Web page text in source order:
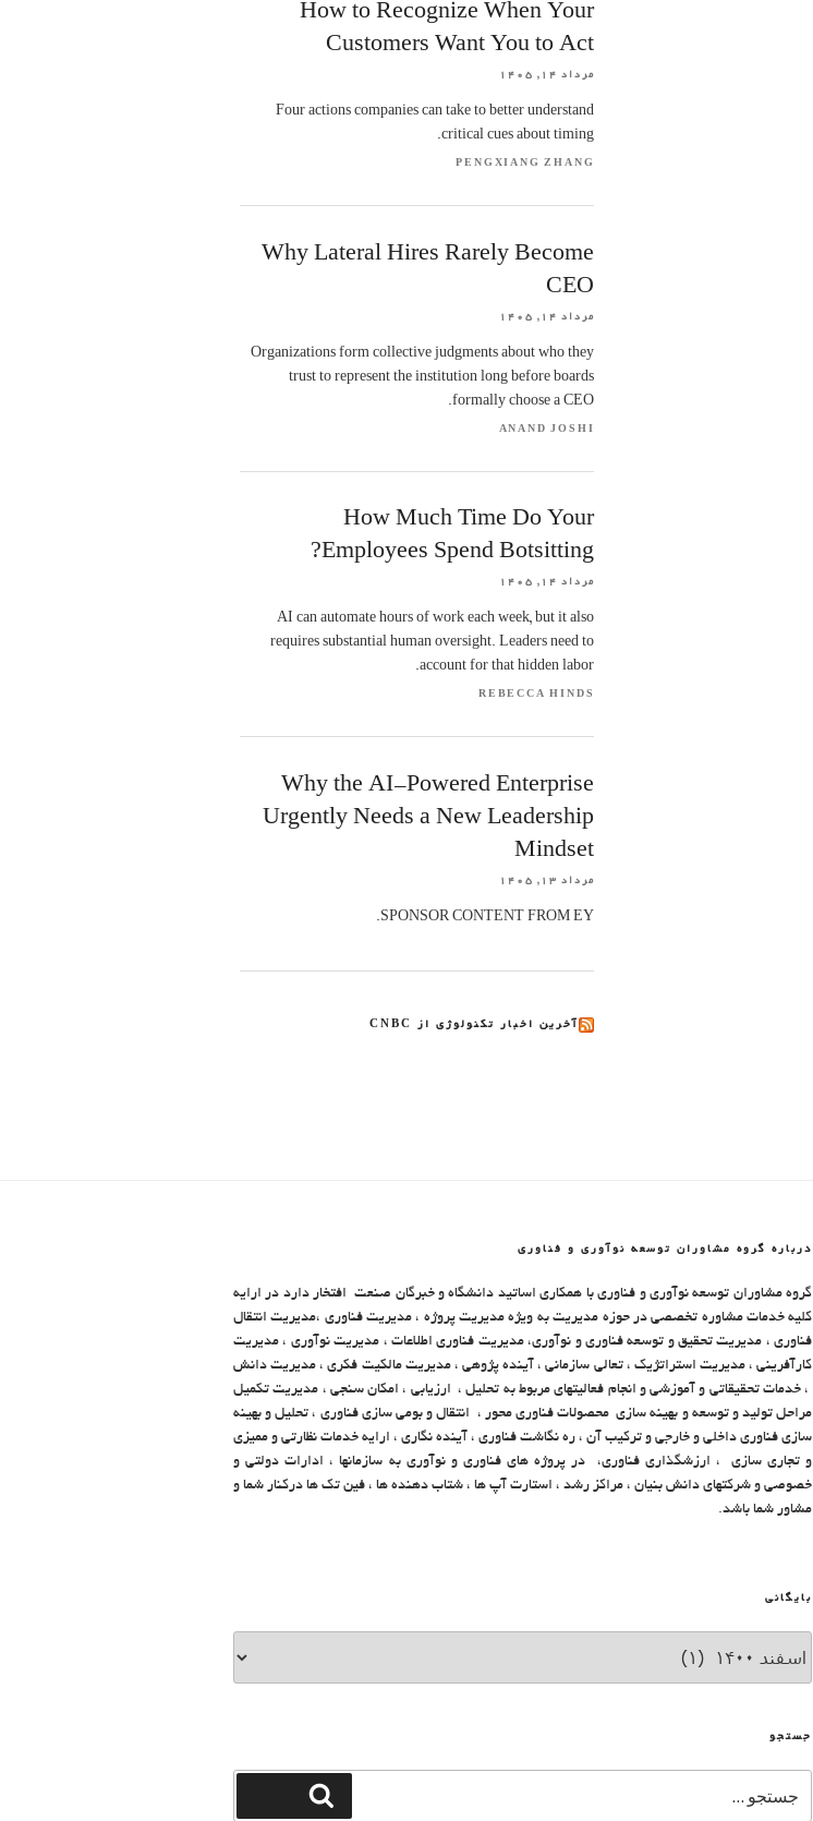
How to Recognize When Your
Customers Want You to Act
مرداد ۱۴, ۱۴۰۵
Four actions companies can take to better understand
critical cues about timing.
PENGXIANG ZHANG
Why Lateral Hires Rarely Become
CEO
مرداد ۱۴, ۱۴۰۵
Organizations form collective judgments about who they
trust to represent the institution long before boards
formally choose a CEO.
ANAND JOSHI
How Much Time Do Your
Employees Spend Botsitting?
مرداد ۱۴, ۱۴۰۵
AI can automate hours of work each week, but it also
requires substantial human oversight. Leaders need to
account for that hidden labor.
REBECCA HINDS
Why the AI-Powered Enterprise
Urgently Needs a New Leadership
Mindset
مرداد ۱۳, ۱۴۰۵
SPONSOR CONTENT FROM EY.
آخرین اخبار تکنولوژی از CNBC
درباره گروه مشاوران توسعه نوآوری و فناوری
گروه مشاوران توسعه نوآوری و فناوری با همکاری اساتید دانشگاه و خبرگان صنعت افتخار دارد در ارایه
کلیه خدمات مشاوره تخصصی در حوزه مدیریت به ویژه مدیریت پروژه ، مدیریت فناوری ،مدیریت انتقال
فناوری ، مدیریت تحقیق و توسعه فناوری و نوآوری، مدیریت فناوری اطلاعات ، مدیریت نوآوری ، مدیریت
کارآفرینی ، مدیریت استراتژیک ، تعالی سازمانی ، آینده پژوهی ، مدیریت مالکیت فکری ، مدیریت دانش
، خدمات تحقیقاتی و آموزشی و انجام فعالیتهای مربوط به تحلیل ، ارزیابی ، امکان سنجی ، مدیریت تکمیل
مراحل تولید و توسعه و بهینه سازی محصولات فناوری محور ، انتقال و بومی سازی فناوری ، تحلیل و بهینه
سازی فناوری داخلی و خارجی و ترکیب آن ، ره نگاشت فناوری ، آینده نگاری ، ارایه خدمات نظارتی و ممیزی
و تجاری سازی ، ارزشگذاری فناوری، در پروژه های فناوری و نوآوری به سازمانها ، ادارات دولتی و
خصوصی و شرکتهای دانش بنیان ، مراکز رشد ، استارت آپ ها ، شتاب دهنده ها ، فین تک ها درکنار شما و
مشاور شما باشد.
بایگانی
جستجو